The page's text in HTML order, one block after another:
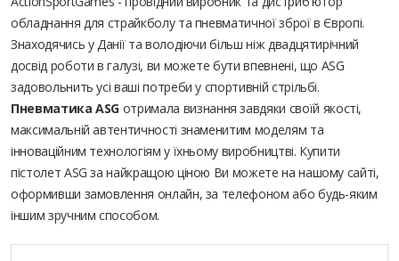
обладнання для страйкболу та пневматичної зброї в Європі.
Знаходячись у Данії та володіючи більш ніж двадцятирічний
досвід роботи в галузі, ви можете бути впевнені, що ASG
задовольнить усі ваші потреби у спортивній стрільбі.
Пневматика ASG отримала визнання завдяки своїй якості,
максимальній автентичності знаменитим моделям та
інноваційним технологіям у їхньому виробництві. Купити
пістолет ASG за найкращою ціною Ви можете на нашому сайті,
оформивши замовлення онлайн, за телефоном або будь-яким
іншим зручним способом.